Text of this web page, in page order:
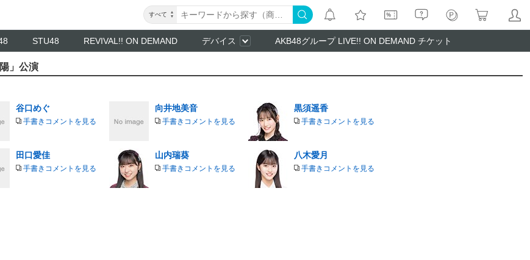
すべて
STU48 REVIVAL!! ON DEMAND デバイス AKB48グループ LIVE!! ON DEMAND チケット
」公演
谷口めぐ
手書きコメントを見る
向井地美音
手書きコメントを見る
黒須遥香
手書きコメントを見る
田口愛佳
手書きコメントを見る
山内瑞葵
手書きコメントを見る
八木愛月
手書きコメントを見る